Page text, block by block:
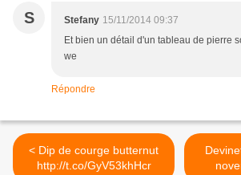
S Stefany 15/11/2014 09:37
Et bien un détail d'un tableau de pierre
we
Répondre
< Dip de courge butternut
http://t.co/GyV53khHcr